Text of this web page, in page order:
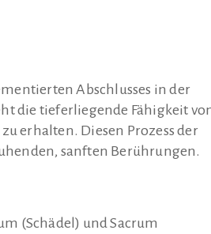
Abschlusses in der
die tieferliegende Fähigkeit
erhalten. Diesen Prozess der
sanften Berührungen.
(Schädel) und Sacrum